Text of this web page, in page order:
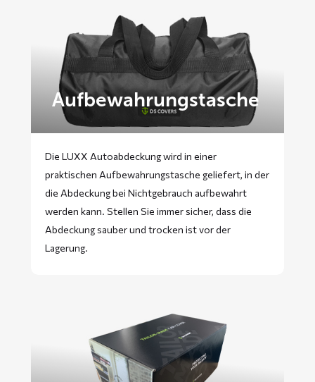
Aufbewahrungstasche
Die LUXX Autoabdeckung wird in einer
praktischen Aufbewahrungstasche geliefert, in der
die Abdeckung bei Nichtgebrauch aufbewahrt
werden kann. Stellen Sie immer sicher, dass die
Abdeckung sauber und trocken ist vor der
Lagerung.